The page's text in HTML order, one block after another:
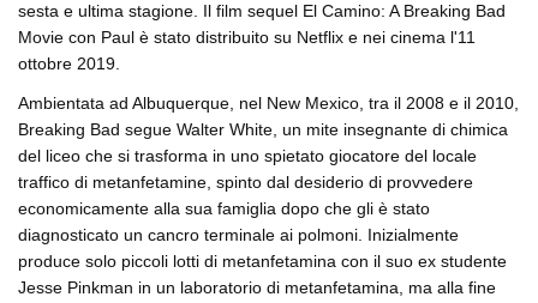
sesta e ultima stagione. Il film sequel El Camino: A Breaking Bad
Movie con Paul è stato distribuito su Netflix e nei cinema l'11
ottobre 2019.
Ambientata ad Albuquerque, nel New Mexico, tra il 2008 e il 2010,
Breaking Bad segue Walter White, un mite insegnante di chimica
del liceo che si trasforma in uno spietato giocatore del locale
traffico di metanfetamine, spinto dal desiderio di provvedere
economicamente alla sua famiglia dopo che gli è stato
diagnosticato un cancro terminale ai polmoni. Inizialmente
produce solo piccoli lotti di metanfetamina con il suo ex studente
Jesse Pinkman in un laboratorio di metanfetamina, ma alla fine